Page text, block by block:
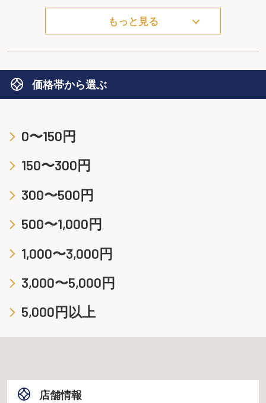
もっと見る
価格帯から選ぶ
0〜150円
150〜300円
300〜500円
500〜1,000円
1,000〜3,000円
3,000〜5,000円
5,000円以上
店舗情報